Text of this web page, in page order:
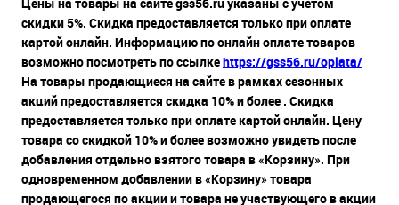
скидки 5%. Скидка предоставляется только при оплате
картой онлайн. Информацию по онлайн оплате товаров
возможно посмотреть по ссылкеhttps://gss56.ru/oplata/
На товары продающиеся на сайте в рамках сезонных
акций предоставляется скидка 10% и более . Скидка
предоставляется только при оплате картой онлайн. Цену
товара со скидкой 10% и более возможно увидеть после
добавления отдельно взятого товара в «Корзину». При
одновременном добавлении в «Корзину» товара
продающегося по акции и товара не участвующего в акции